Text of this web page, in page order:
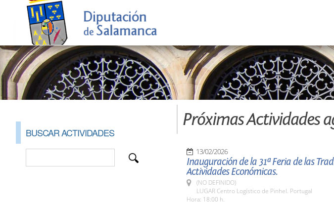
BUSCAR ACTIVIDADES
Próximas Actividades
13/02/2026
Inauguración de la 31ª Feria de las
Actividades Económicas.
(NO DEFINIDO)
LUGAR Centro Logístico de Pinhel. Portugal
Hora: 18:00 h.